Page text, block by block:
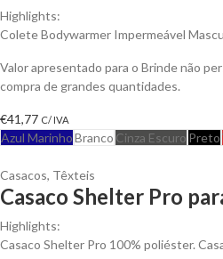
Highlights:
Colete Bodywarmer Impermeável
Valor apresentado para o Brinde não
compra de grandes quantidades.
€41,77 C/ IVA
Azul MarinhoBranco Cinza Escuro Preto
Casacos, Têxteis
Casaco Shelter Pro
Highlights:
Casaco Shelter Pro 100% poliéster.